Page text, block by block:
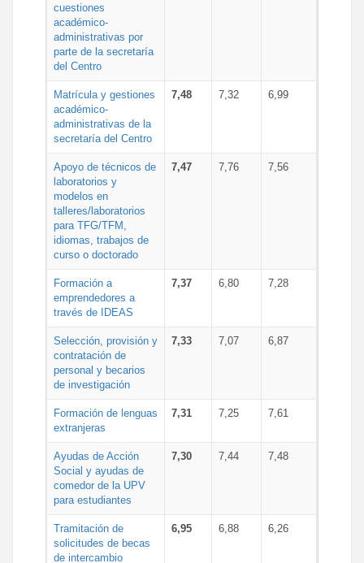
cuestiones
académico-
administrativas por
parte de la secretaría
del Centro
Matrícula y gestiones
académico-
administrativas de la
secretaría del Centro
7,48 7,32 6,99
Apoyo de técnicos de
laboratorios y
modelos en
talleres/laboratorios
para TFG/TFM,
idiomas, trabajos de
curso o doctorado
7,47 7,76 7,56
Formación a
emprendedores a
través de IDEAS
7,37 6,80 7,28
Selección, provisión y
contratación de
personal y becarios
de investigación
7,33 7,07 6,87
Formación de lenguas
extranjeras
7,31 7,25 7,61
Ayudas de Acción
Social y ayudas de
comedor de la UPV
para estudiantes
7,30 7,44 7,48
Tramitación de
solicitudes de becas
de intercambio
6,95 6,88 6,26